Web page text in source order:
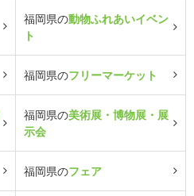
福岡県の動物ふれあいイベン
ト
福岡県のフリーマーケット
福岡県の美術展・博物展・展
示会
福岡県のフェア